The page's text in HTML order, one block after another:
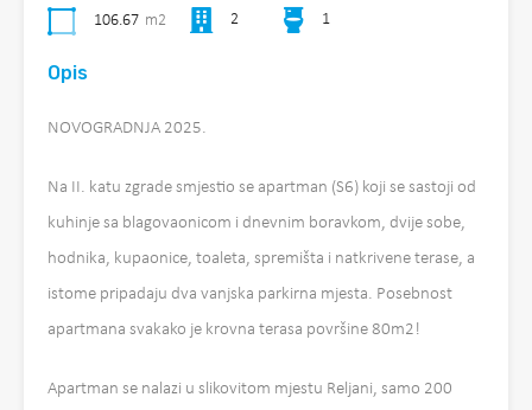
106.67 m2 2 1
Opis
NOVOGRADNJA 2025.
Na II. katu zgrade smjestio se apartman (S6) koji se sastoji od
kuhinje sa blagovaonicom i dnevnim boravkom, dvije sobe,
hodnika, kupaonice, toaleta, spremišta i natkrivene terase, a
istome pripadaju dva vanjska parkirna mjesta. Posebnost
apartmana svakako je krovna terasa površine 80m2!
Apartman se nalazi u slikovitom mjestu Reljani, samo 200